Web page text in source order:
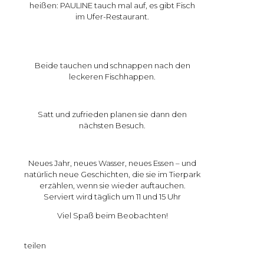
heißen: PAULINE tauch mal auf, es gibt Fisch
im Ufer-Restaurant.
Beide tauchen und schnappen nach den
leckeren Fischhappen.
Satt und zufrieden planen sie dann den
nächsten Besuch.
Neues Jahr, neues Wasser, neues Essen – und
natürlich neue Geschichten, die sie im Tierpark
erzählen, wenn sie wieder auftauchen.
Serviert wird täglich um 11 und 15 Uhr
Viel Spaß beim Beobachten!
teilen